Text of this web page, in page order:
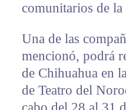
comunitarios de
Una de las
mencionó, podrá
de Chihuahua en
de Teatro del